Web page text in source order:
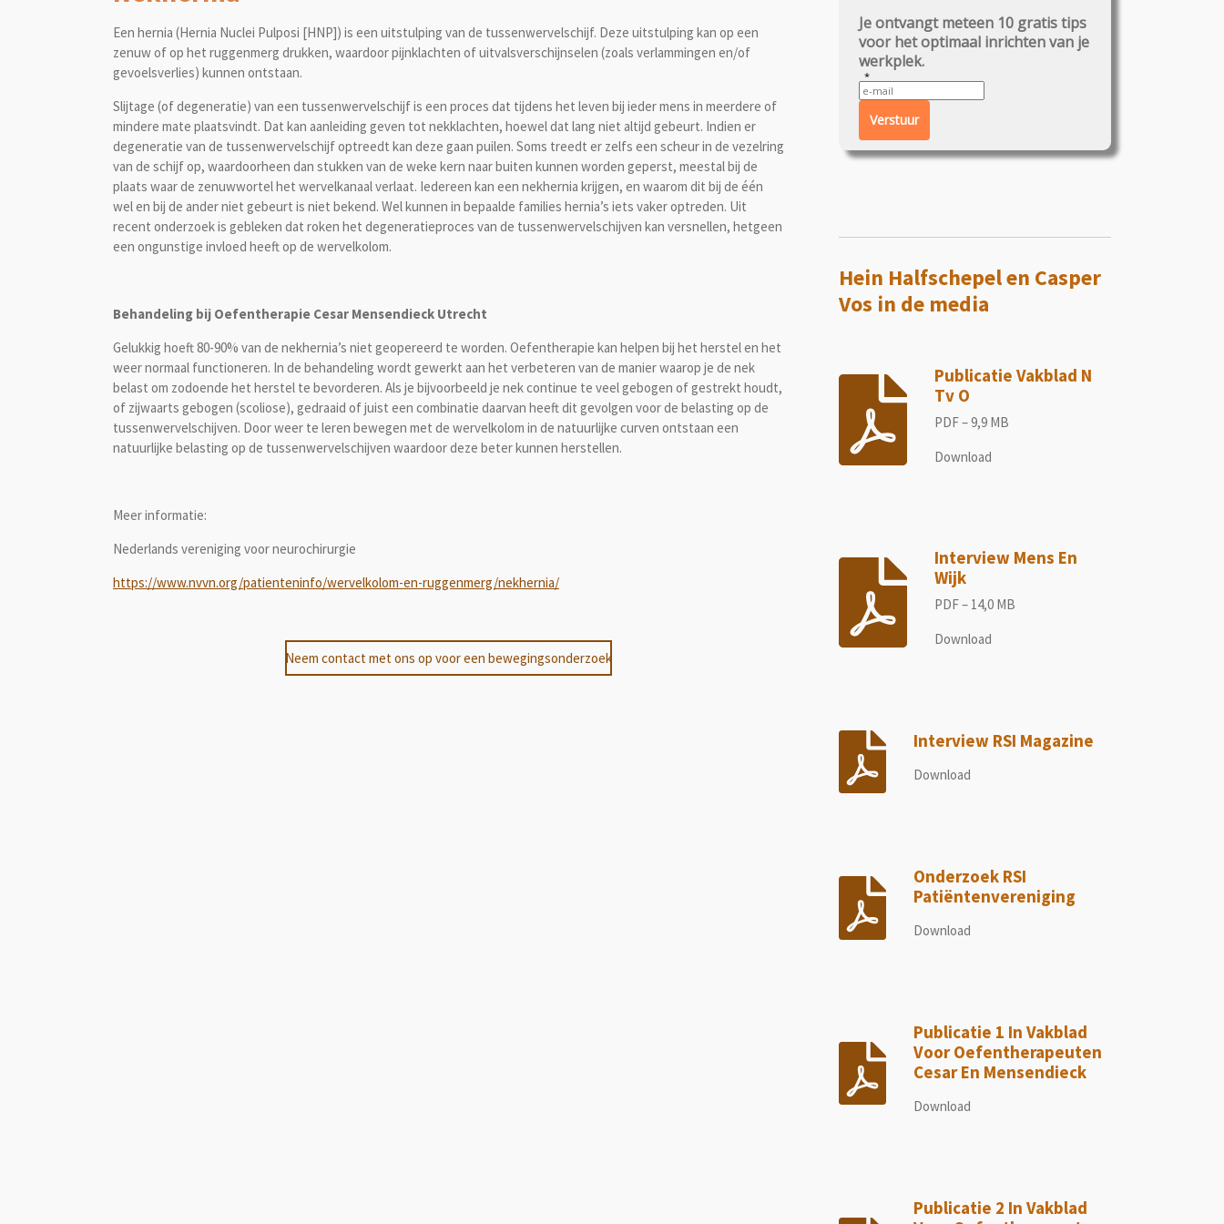
Een hernia (Hernia Nuclei Pulposi [HNP]) is een uitstulping van de tussenwervelschijf. Deze uitstulping kan op een
zenuw of op het ruggenmerg drukken, waardoor pijnklachten of uitvalsverschijnselen (zoals verlammingen en/of
gevoelsverlies) kunnen ontstaan.
Slijtage (of degeneratie) van een tussenwervelschijf is een proces dat tijdens het leven bij ieder mens in meerdere of
mindere mate plaatsvindt. Dat kan aanleiding geven tot nekklachten, hoewel dat lang niet altijd gebeurt. Indien er
degeneratie van de tussenwervelschijf optreedt kan deze gaan puilen. Soms treedt er zelfs een scheur in de vezelring
van de schijf op, waardoorheen dan stukken van de weke kern naar buiten kunnen worden geperst, meestal bij de
plaats waar de zenuwwortel het wervelkanaal verlaat. Iedereen kan een nekhernia krijgen, en waarom dit bij de één
wel en bij de ander niet gebeurt is niet bekend. Wel kunnen in bepaalde families hernia’s iets vaker optreden. Uit
recent onderzoek is gebleken dat roken het degeneratieproces van de tussenwervelschijven kan versnellen, hetgeen
een ongunstige invloed heeft op de wervelkolom.
Behandeling bij Oefentherapie Cesar Mensendieck Utrecht
Gelukkig hoeft 80-90% van de nekhernia’s niet geopereerd te worden. Oefentherapie kan helpen bij het herstel en het
weer normaal functioneren. In de behandeling wordt gewerkt aan het verbeteren van de manier waarop je de nek
belast om zodoende het herstel te bevorderen. Als je bijvoorbeeld je nek continue te veel gebogen of gestrekt houdt,
of zijwaarts gebogen (scoliose), gedraaid of juist een combinatie daarvan heeft dit gevolgen voor de belasting op de
tussenwervelschijven. Door weer te leren bewegen met de wervelkolom in de natuurlijke curven ontstaan een
natuurlijke belasting op de tussenwervelschijven waardoor deze beter kunnen herstellen.
Meer informatie:
Nederlands vereniging voor neurochirurgie
https://www.nvvn.org/patienteninfo/wervelkolom-en-ruggenmerg/nekhernia/
Neem contact met ons op voor een bewegingsonderzoek
Je ontvangt meteen 10 gratis tips
voor het optimaal inrichten van je
werkplek.
Verstuur
Hein Halfschepel en Casper
Vos in de media
Publicatie Vakblad N
Tv O
PDF – 9,9 MB
Download
Interview Mens En
Wijk
PDF – 14,0 MB
Download
Interview RSI Magazine
Download
Onderzoek RSI
Patiëntenvereniging
Download
Publicatie 1 In Vakblad
Voor Oefentherapeuten
Cesar En Mensendieck
Download
Publicatie 2 In Vakblad